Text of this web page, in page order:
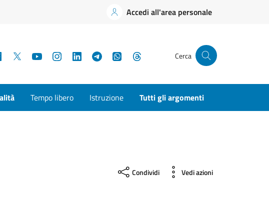
Accedi all'area personale
Facebook YouTubeInstagramLinkedInTelegramWhatsApp Cerca
Tempo libero Istruzione Tutti gli argomenti
Condividi Vedi azioni